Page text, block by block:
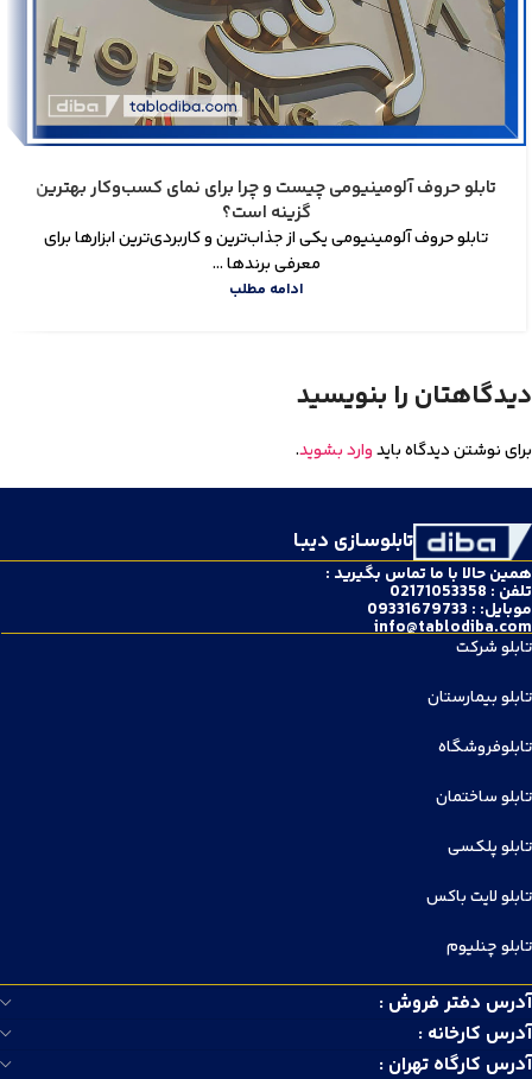
تابلو حروف آلومینیومی چیست و چرا برای نمای کسب‌وکار بهترین
گزینه است؟
تابلو حروف آلومینیومی یکی از جذاب‌ترین و کاربردی‌ترین ابزارها برای
معرفی برندها ...
ادامه مطلب
دیدگاهتان را بنویسید
برای نوشتن دیدگاه بایدوارد بشوید.
تابلوسـازی دیبـا
همین حالا با ما تماس بگیرید :
تلفن : 02171053358
موبایل: : 09331679733
info@tablodiba.com
تابلو شرکت
تابلو بیمارستان
تابلوفروشگاه
تابلو ساختمان
تابلو پلکسی
تابلو لایت باکس
تابلو چنلیوم
آدرس دفتر فروش :
آدرس کارخانه :
آدرس کارگاه تهران :